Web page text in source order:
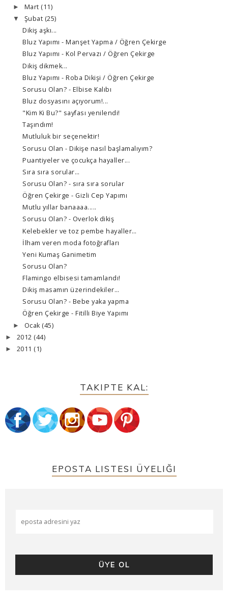
► Mart (11)
▼ Şubat (25)
Dikiş aşkı...
Bluz Yapımı - Manşet Yapma / Öğren Çekirge
Bluz Yapımı - Kol Pervazı / Öğren Çekirge
Dikiş dikmek...
Bluz Yapımı - Roba Dikişi / Öğren Çekirge
Sorusu Olan? - Elbise Kalıbı
Bluz dosyasını açıyorum!...
"Kim Ki Bu?" sayfası yenilendi!
Taşındım!
Mutluluk bir seçenektir!
Sorusu Olan - Dikişe nasıl başlamalıyım?
Puantiyeler ve çocukça hayaller...
Sıra sıra sorular…
Sorusu Olan? - sıra sıra sorular
Öğren Çekirge - Gizli Cep Yapımı
Mutlu yıllar banaaaa.....
Sorusu Olan? - Overlok dikiş
Kelebekler ve toz pembe hayaller…
İlham veren moda fotoğrafları
Yeni Kumaş Ganimetim
Sorusu Olan?
Flamingo elbisesi tamamlandı!
Dikiş masamın üzerindekiler…
Sorusu Olan? - Bebe yaka yapma
Öğren Çekirge - Fitilli Biye Yapımı
► Ocak (45)
► 2012 (44)
► 2011 (1)
TAKIPTE KAL:
EPOSTA LISTESI ÜYELIĞI